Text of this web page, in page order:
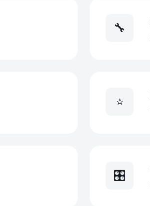
🔧
⭐
🎛️